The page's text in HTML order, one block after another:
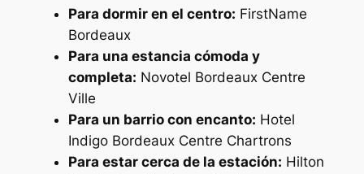
Para dormir en el centro: FirstName
Bordeaux
Para una estancia cómoda y
completa: Novotel Bordeaux Centre
Ville
Para un barrio con encanto: Hotel
Indigo Bordeaux Centre Chartrons
Para estar cerca de la estación: Hilton